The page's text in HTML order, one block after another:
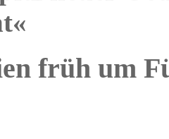
früh um